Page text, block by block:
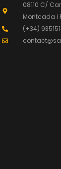
08110 C/
Montcada i
(+34)